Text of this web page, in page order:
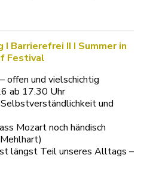
Barrierefrei II I Summer in
Festival
offen und vielschichtig
ab 17.30 Uhr
und
Mozart noch händisch
längst Teil unseres Alltags –